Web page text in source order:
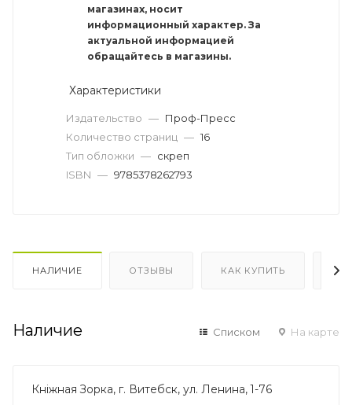
магазинах, носит
информационный характер. За
актуальной информацией
обращайтесь в магазины.
Характеристики
Издательство — Проф-Пресс
Количество страниц — 16
Тип обложки — скреп
ISBN — 9785378262793
НАЛИЧИЕ ОТЗЫВЫ КАК КУПИТЬ
Наличие Списком На карте
Кнiжная Зорка, г. Витебск, ул. Ленина, 1-76